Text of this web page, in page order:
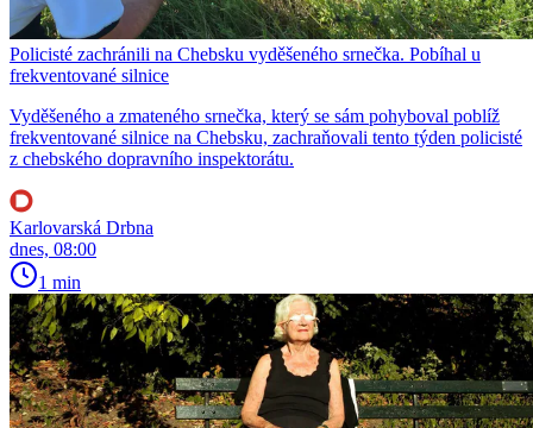
Policisté zachránili na Chebsku vyděšeného srnečka. Pobíhal u
frekventované silnice
Vyděšeného a zmateného srnečka, který se sám pohyboval poblíž
frekventované silnice na Chebsku, zachraňovali tento týden policisté
z chebského dopravního inspektorátu.
Karlovarská Drbna
dnes, 08:00
1 min